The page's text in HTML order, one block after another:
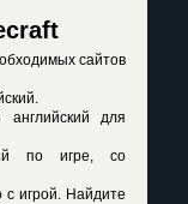
сайтов
для
по игре, со
с игрой. Найдите